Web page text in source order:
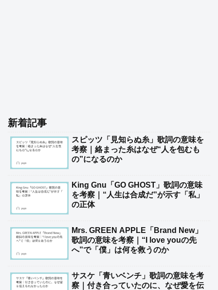
新着記事
スピッツ「見知らぬ糸」歌詞の意味を
考察｜絡まった糸はなぜ“人を包むも
の”になるのか
King Gnu「GO GHOST」歌詞の意味
を考察｜“人生は合成だ”が示す「私」
の正体
Mrs. GREEN APPLE「Brand New」
歌詞の意味を考察｜“I love youの先
へ”で「僕」は何を救うのか
サスケ「青いベンチ」歌詞の意味を考
察｜付き合っていたのに、なぜ愛を伝